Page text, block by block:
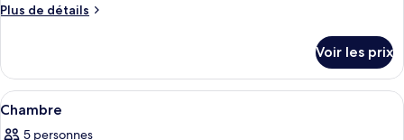
Plus de détails
Plus
le
type
de
Voir les prix
Afficher
toutes
4
Chambre
5 personnes